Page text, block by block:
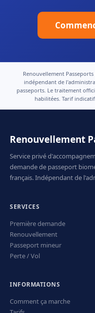
Renouvellement
indépendant de
passeports. Le traitement
habilitées. Tarif
Renouvellement
Service privé
demande de passeport
français. Indépendant de
SERVICES
Première demande
Renouvellement
Passeport mineur
Perte / Vol
INFORMATIONS
Comment ça marche